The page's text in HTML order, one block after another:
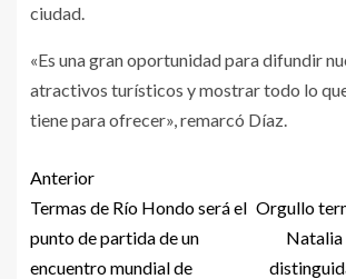
ciudad.
«Es una gran oportunidad para difundir
atractivos turísticos y mostrar todo lo
tiene para ofrecer», remarcó Díaz.
Anterior
Termas de Río Hondo será el
punto de partida de un
encuentro mundial de
Orgullo
Natalia